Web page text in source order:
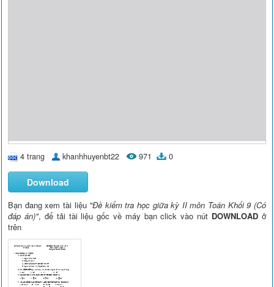
4 trang khanhhuyenbt22 971 0
Download
Bạn đang xem tài liệu "Đề kiểm tra học giữa kỳ II môn Toán Khối 9 (Có
đáp án)", để tải tài liệu gốc về máy bạn click vào nút DOWNLOADở
trên